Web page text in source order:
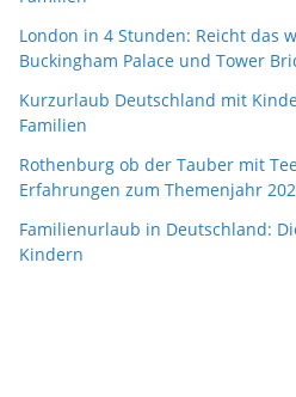
London in 4 Stunden: Reicht das
Buckingham Palace und Tower
Kurzurlaub Deutschland mit
Familien
Rothenburg ob der Tauber mit
Erfahrungen zum Themenjahr
Familienurlaub in Deutschland:
Kindern